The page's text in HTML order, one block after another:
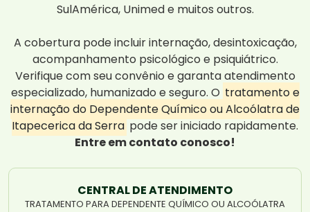
SulAmérica, Unimed e muitos outros.
A cobertura pode incluir internação, desintoxicação,
acompanhamento psicológico e psiquiátrico.
Verifique com seu convênio e garanta atendimento
especializado, humanizado e seguro. O tratamento e
internação do Dependente Químico ou Alcoólatra de
Itapecerica da Serra pode ser iniciado rapidamente.
Entre em contato conosco!
CENTRAL DE ATENDIMENTO
TRATAMENTO PARA DEPENDENTE QUÍMICO OU ALCOÓLATRA